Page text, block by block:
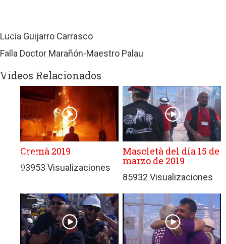
con
de
privacidad
ajenas
GRUPO
EDITORIAL
PRENSA
FESTIVA
MPG
Lucía Guijarro Carrasco
Falla Doctor Marañón-Maestro Palau
Videos Relacionados
Cremà 2019
93953 Visualizaciones
Mascletà del día 15 de
marzo de 2019
85932 Visualizaciones